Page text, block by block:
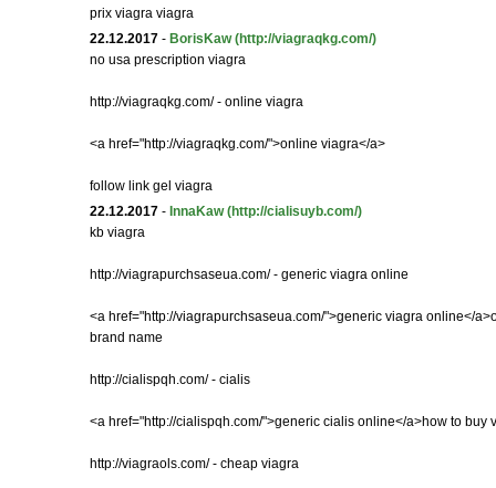
prix viagra viagra
22.12.2017 - BorisKaw (http://viagraqkg.com/)
no usa prescription viagra
http://viagraqkg.com/ - online viagra
<a href="http://viagraqkg.com/">online viagra</a>
follow link gel viagra
22.12.2017 - InnaKaw (http://cialisuyb.com/)
kb viagra
http://viagrapurchsaseua.com/ - generic viagra online
<a href="http://viagrapurchsaseua.com/">generic viagra online</
brand name
http://cialispqh.com/ - cialis
<a href="http://cialispqh.com/">generic cialis online</a>how to buy
http://viagraols.com/ - cheap viagra